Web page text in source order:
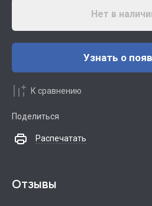
Нет в
Узнать о
К сравнению
Поделиться
Распечатать
Отзывы